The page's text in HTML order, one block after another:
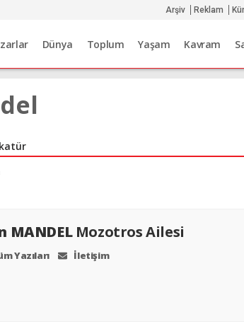
Arşiv Reklam
Dünya Toplum Yaşam Kavram
MANDEL Mozotros Ailesi
Yazıları İletişim